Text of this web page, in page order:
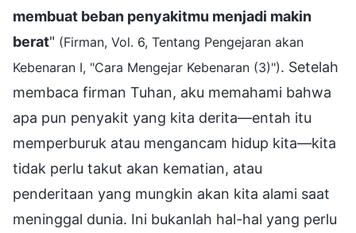
membuat beban penyakitmu menjadi makin
berat" (Firman, Vol. 6, Tentang Pengejaran akan
Kebenaran I, "Cara Mengejar Kebenaran (3)"). Setelah
membaca firman Tuhan, aku memahami bahwa
apa pun penyakit yang kita derita—entah itu
memperburuk atau mengancam hidup kita—kita
tidak perlu takut akan kematian, atau
penderitaan yang mungkin akan kita alami saat
meninggal dunia. Ini bukanlah hal-hal yang perlu